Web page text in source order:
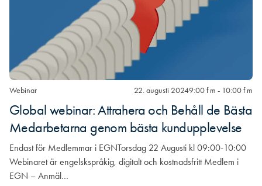
Webinar 22. augusti 20249:00 f m - 10:00 f m
Global webinar: Attrahera och Behåll de Bästa
Medarbetarna genom bästa kundupplevelse
Endast för Medlemmar i EGNTorsdag 22 Augusti kl 09:00-10:00
Webinaret är engelskspråkig, digitalt och kostnadsfritt Medlem i
EGN – Anmäl…